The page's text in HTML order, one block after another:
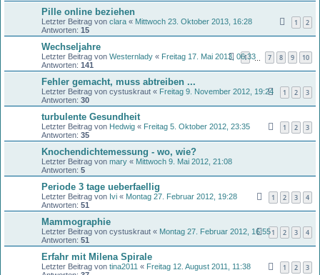
Pille online beziehen
Letzter Beitrag von clara « Mittwoch 23. Oktober 2013, 16:28
Antworten: 15
1 2
Wechseljahre
Letzter Beitrag von Westernlady « Freitag 17. Mai 2013, 06:33
Antworten: 141
1 … 7 8 9 10
Fehler gemacht, muss abtreiben ...
Letzter Beitrag von cystuskraut « Freitag 9. November 2012, 19:24
Antworten: 30
1 2 3
turbulente Gesundheit
Letzter Beitrag von Hedwig « Freitag 5. Oktober 2012, 23:35
Antworten: 35
1 2 3
Knochendichtemessung - wo, wie?
Letzter Beitrag von mary « Mittwoch 9. Mai 2012, 21:08
Antworten: 5
Periode 3 tage ueberfaellig
Letzter Beitrag von Ivi « Montag 27. Februar 2012, 19:28
Antworten: 51
1 2 3 4
Mammographie
Letzter Beitrag von cystuskraut « Montag 27. Februar 2012, 16:55
Antworten: 51
1 2 3 4
Erfahr mit Milena Spirale
Letzter Beitrag von tina2011 « Freitag 12. August 2011, 11:38
1 2 3